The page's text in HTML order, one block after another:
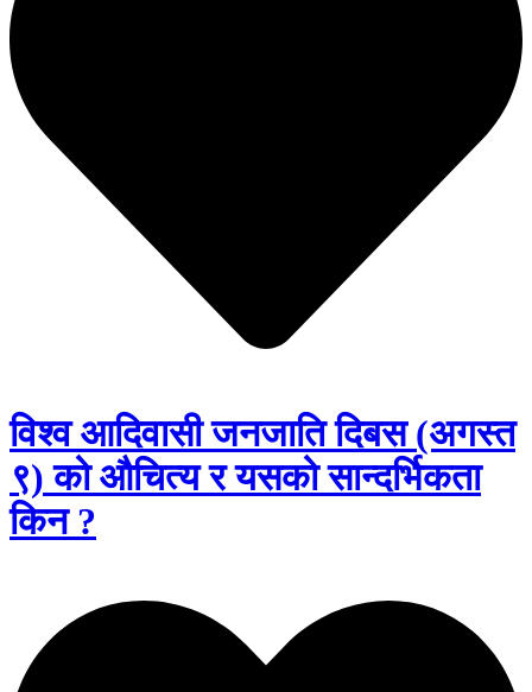
विश्व आदिवासी जनजाति दिबस (अगस्त
९) को औचित्य र यसको सान्दर्भिकता
किन ?